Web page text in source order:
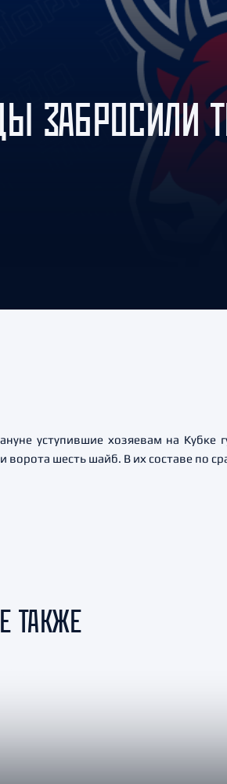
Амур
Барыс
Салават
Сибирь
ЗАБРОСИЛИ
уступившие хозяевам на Кубке
ворота шесть шайб. В их составе по
ТАКЖЕ